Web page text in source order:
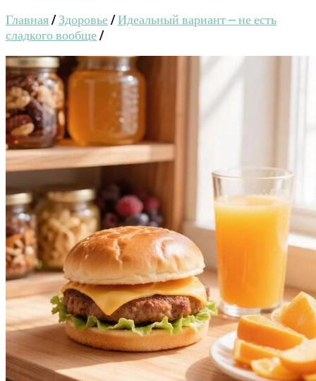
Главная/ Здоровье/Идеальный вариант – не есть
сладкого вообще/